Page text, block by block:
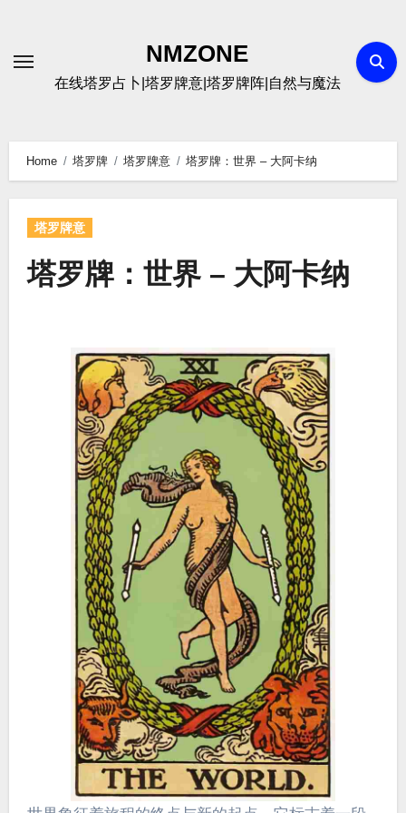
content
NMZONE
在线塔罗占卜|塔罗牌意|塔罗牌阵|自然与魔法
Home 塔罗牌 塔罗牌意 塔罗牌：世界 – 大阿卡纳
塔罗牌意
塔罗牌：世界 – 大阿卡纳